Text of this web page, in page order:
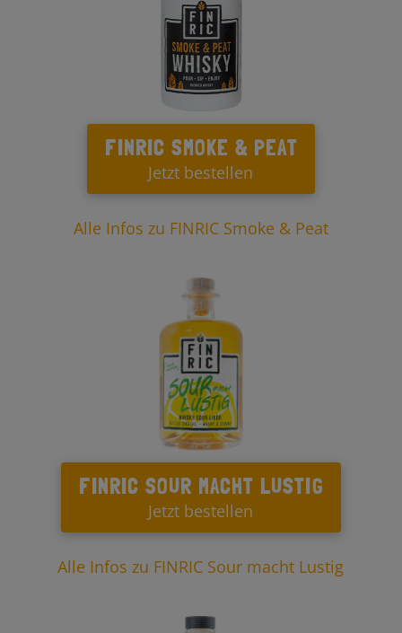
FINRIC SMOKE & PEAT
Jetzt bestellen
Alle Infos zu FINRIC Smoke & Peat
FINRIC SOUR MACHT LUSTIG
Jetzt bestellen
Alle Infos zu FINRIC Sour macht Lustig